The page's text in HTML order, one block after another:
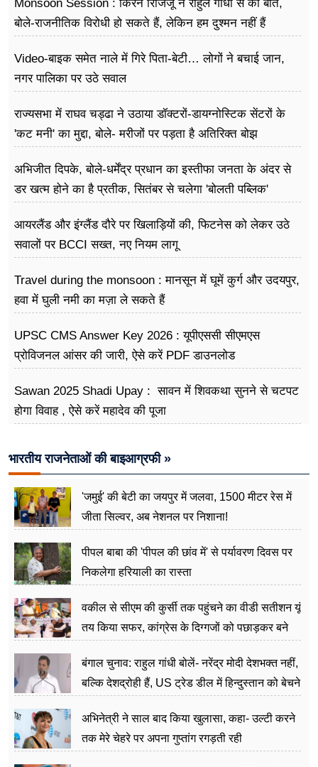
Monsoon Session : किरेन रिजिजू ने राहुल गांधी से की बात,
बोले-राजनीतिक विरोधी हो सकते हैं, लेकिन हम दुश्मन नहीं हैं
Video-बाइक समेत नाले में गिरे पिता-बेटी… लोगों ने बचाई जान,
नगर पालिका पर उठे सवाल
राज्यसभा में राघव चड्ढा ने उठाया डॉक्टरों-डायग्नोस्टिक सेंटरों के
'कट मनी' का मुद्दा, बोले- मरीजों पर पड़ता है अ​तिरिक्त बोझ
अभिजीत दिपके, बोले-धर्मेंद्र प्रधान का इस्तीफा जनता के अंदर से
डर खत्म होने का है प्रतीक, सितंबर से चलेगा 'बोलती पब्लिक'
आयरलैंड और इंग्लैंड दौरे पर खिलाड़ियों की, फिटनेस को लेकर उठे
सवालों पर BCCI सख्त, नए नियम लागू
Travel during the monsoon : मानसून में घूमें कुर्ग और उदयपुर,
हवा में घुली नमी का मज़ा ले सकते हैं
UPSC CMS Answer Key 2026 : यूपीएससी सीएमएस
प्रोविजनल आंसर की जारी, ऐसे करें PDF डाउनलोड
Sawan 2025 Shadi Upay : सावन में शिवकथा सुनने से चटपट
होगा विवाह , ऐसे करें महादेव की पूजा
भारतीय राजनेताओं की बाइआग्रफी »
'जमुई' की बेटी का जयपुर में जलवा, 1500 मीटर रेस में
जीता सिल्वर, अब नेशनल पर निशाना!
पीपल बाबा की 'पीपल की छांव में' से पर्यावरण दिवस पर
निकलेगा हरियाली का रास्ता
वकील से सीएम की कुर्सी तक पहुंचने का वीडी सतीशन यूं
तय किया सफर, कांग्रेस के दिग्गजों को पछाड़कर बने
बंगाल चुनाव: राहुल गांधी बोलें- नरेंद्र मोदी देशभक्त नहीं,
बल्कि देशद्रोही हैं, US ट्रेड डील में हिन्दुस्तान को बेचने
अभिनेत्री ने साल बाद किया खुलासा, कहा- उल्टी करने
तक मेरे चेहरे पर अपना गुप्तांग रगड़ती रही